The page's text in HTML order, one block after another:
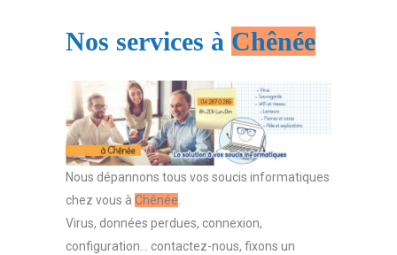
Nos services à Chênée
Nous dépannons tous vos soucis informatiques
chez vous à Chênée.
Virus, données perdues, connexion,
configuration… contactez-nous, fixons un